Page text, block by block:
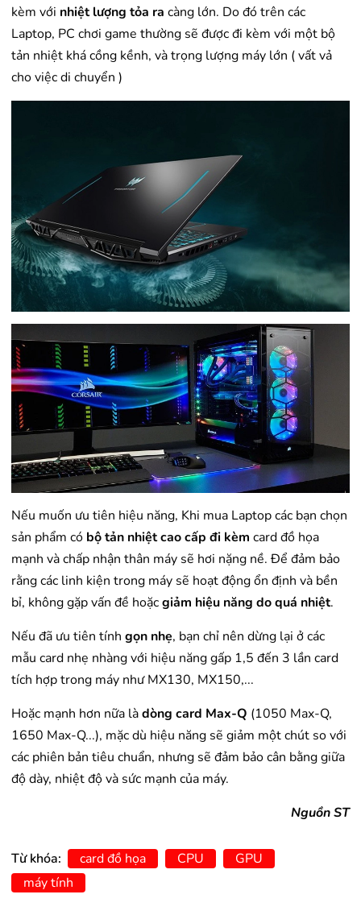
kèm với nhiệt lượng tỏa ra càng lớn. Do đó trên các
Laptop, PC chơi game thường sẽ được đi kèm với một bộ
tản nhiệt khá cồng kềnh, và trọng lượng máy lớn ( vất vả
cho việc di chuyển )
Nếu muốn ưu tiên hiệu năng, Khi mua Laptop các bạn chọn
sản phẩm có bộ tản nhiệt cao cấp đi kèm card đồ họa
mạnh và chấp nhận thân máy sẽ hơi nặng nề. Để đảm bảo
rằng các linh kiện trong máy sẽ hoạt động ổn định và bền
bỉ, không gặp vấn đề hoặcgiảm hiệu năng do quá nhiệt.
Nếu đã ưu tiên tính gọn nhẹ, bạn chỉ nên dừng lại ở các
mẫu card nhẹ nhàng với hiệu năng gấp 1,5 đến 3 lần card
tích hợp trong máy như MX130, MX150,...
Hoặc mạnh hơn nữa làdòng card Max-Q (1050 Max-Q,
1650 Max-Q...), mặc dù hiệu năng sẽ giảm một chút so với
các phiên bản tiêu chuẩn, nhưng sẽ đảm bảo cân bằng giữa
độ dày, nhiệt độ và sức mạnh của máy.
Nguồn ST
Từ khóa: card đồ họa CPU
GPU
máy tính